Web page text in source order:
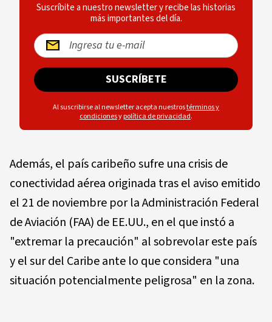
Suscríbite a nuestro newsletter y recibe las historias
más importantes del día.
SUSCRÍBETE
Al suscribirse al newsletter acepta nuestrostérminos y
condicionesypolítica de privacidad.
Además, el país caribeño sufre una crisis de
conectividad aérea originada tras el aviso emitido
el 21 de noviembre por la Administración Federal
de Aviación (FAA) de EE.UU., en el que instó a
"extremar la precaución" al sobrevolar este país
y el sur del Caribe ante lo que considera "una
situación potencialmente peligrosa" en la zona.